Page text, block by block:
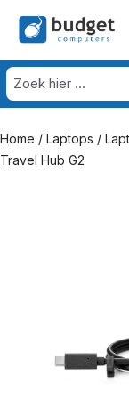
Home / Laptops /
Travel Hub G2